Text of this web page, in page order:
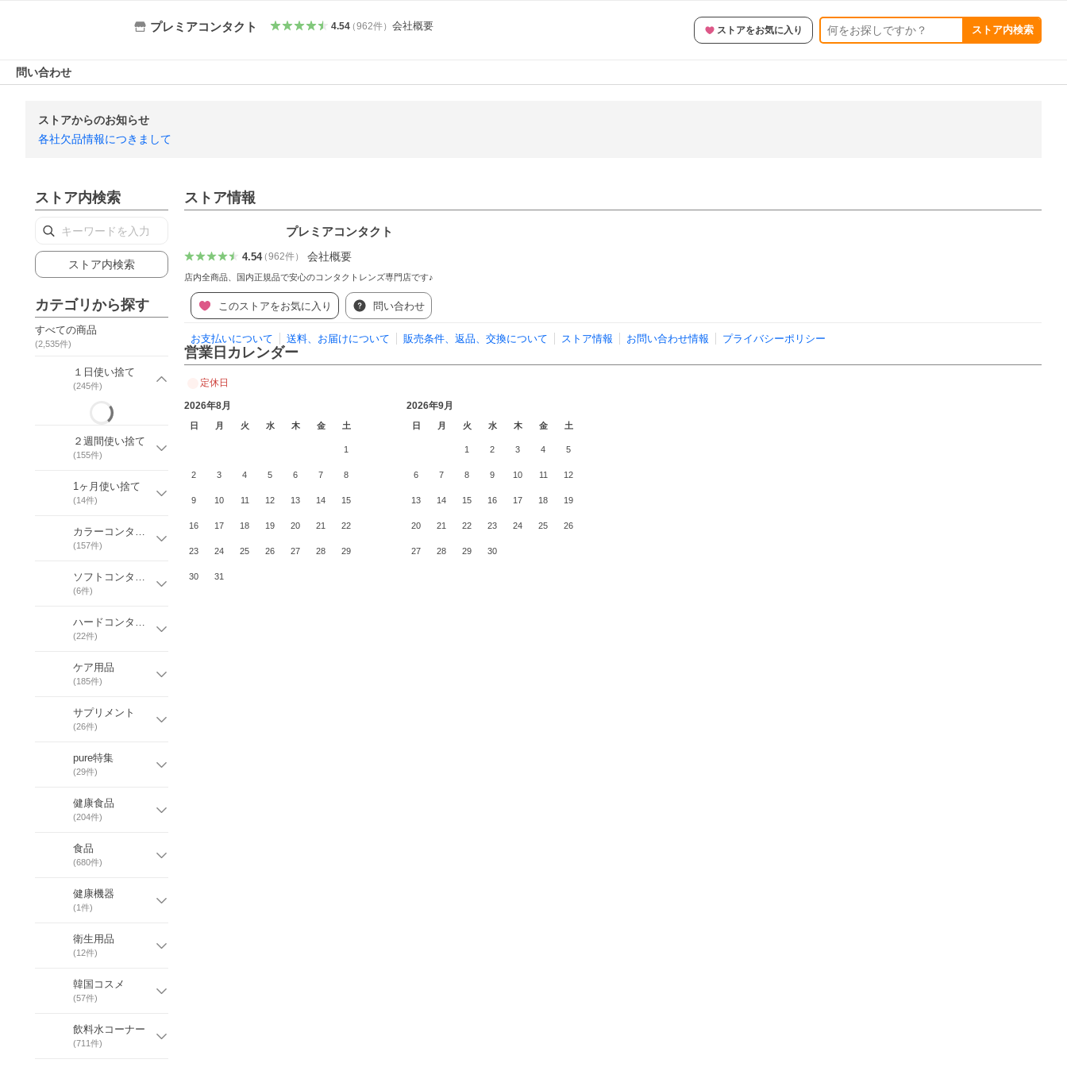
プレミアコンタクト 4.54（962件） 会社概要 ストアをお気に入り ストア内検索
問い合わせ
ストアからのお知らせ
各社欠品情報につきまして
ストア内検索
ストア内検索
カテゴリから探す
すべての商品
(2,535件)
１日使い捨て
(245件)
２週間使い捨て
(155件)
1ヶ月使い捨て
(14件)
カラーコンタクト
(157件)
ソフトコンタクト
(6件)
ハードコンタクト
(22件)
ケア用品
(185件)
サプリメント
(26件)
pure特集
(29件)
健康食品
(204件)
食品
(680件)
健康機器
(1件)
衛生用品
(12件)
韓国コスメ
(57件)
飲料水コーナー
(711件)
ストア情報
プレミアコンタクト
4.54（962件） 会社概要
店内全商品、国内正規品で安心のコンタクトレンズ専門店です♪
このストアをお気に入り 問い合わせ
お支払いについて 送料、お届けについて 販売条件、返品、交換について ストア情報 お問い合わせ情報 プライバシーポリシー
営業日カレンダー
定休日
2026年8月
日 月 火 水 木 金 土
1
2 3 4 5 6 7 8
9 10 11 12 13 14 15
16 17 18 19 20 21 22
23 24 25 26 27 28 29
30 31
2026年9月
日 月 火 水 木 金 土
1 2 3 4 5
6 7 8 9 10 11 12
13 14 15 16 17 18 19
20 21 22 23 24 25 26
27 28 29 30